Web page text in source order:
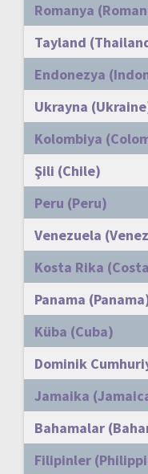
Romanya
Tayland
Endonezya
Ukrayna
Kolombiya
Şili (Chile)
Peru (Peru)
Venezuela
Kosta Rika
Panama
Küba (Cuba)
Dominik
Jamaika
Bahamalar
Filipinler